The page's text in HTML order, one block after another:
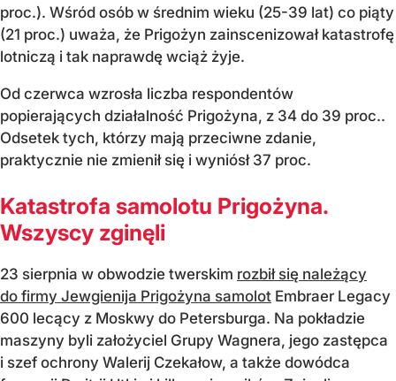
proc.). Wśród osób w średnim wieku (25-39 lat) co piąty
(21 proc.) uważa, że Prigożyn zainscenizował katastrofę
lotniczą i tak naprawdę wciąż żyje.
Od czerwca wzrosła liczba respondentów
popierających działalność Prigożyna, z 34 do 39 proc..
Odsetek tych, którzy mają przeciwne zdanie,
praktycznie nie zmienił się i wyniósł 37 proc.
Katastrofa samolotu Prigożyna.
Wszyscy zginęli
23 sierpnia w obwodzie twerskim rozbił się należący
do firmy Jewgienija Prigożyna samolot Embraer Legacy
600 lecący z Moskwy do Petersburga. Na pokładzie
maszyny byli założyciel Grupy Wagnera, jego zastępca
i szef ochrony Walerij Czekałow, a także dowódca